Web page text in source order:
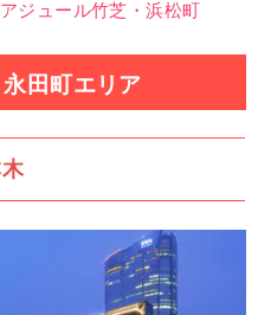
ジュール竹芝・浜松町
田町エリア